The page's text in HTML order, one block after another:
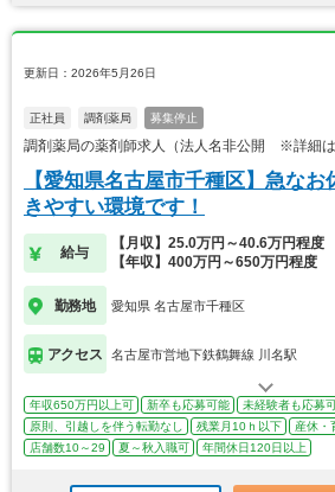
更新日：2026年5月26日
正社員 調剤薬局 募集停止
調剤薬局の薬剤師求人（法人名非公開 ※詳細は
【愛知県名古屋市千種区】急な
きやすい環境です！
給与
【月収】25.0万円～40.6万円程度
【年収】400万円～650万円程度
勤務地 愛知県 名古屋市千種区
アクセス 名古屋市営地下鉄鶴舞線 川名駅
年収650万円以上可 新卒も応募可能
未経験者も応募
原則、引越しを伴う転勤なし
残業月10ｈ以下 産休・
店舗数10～29
夏～秋入職可 年間休日120日以上